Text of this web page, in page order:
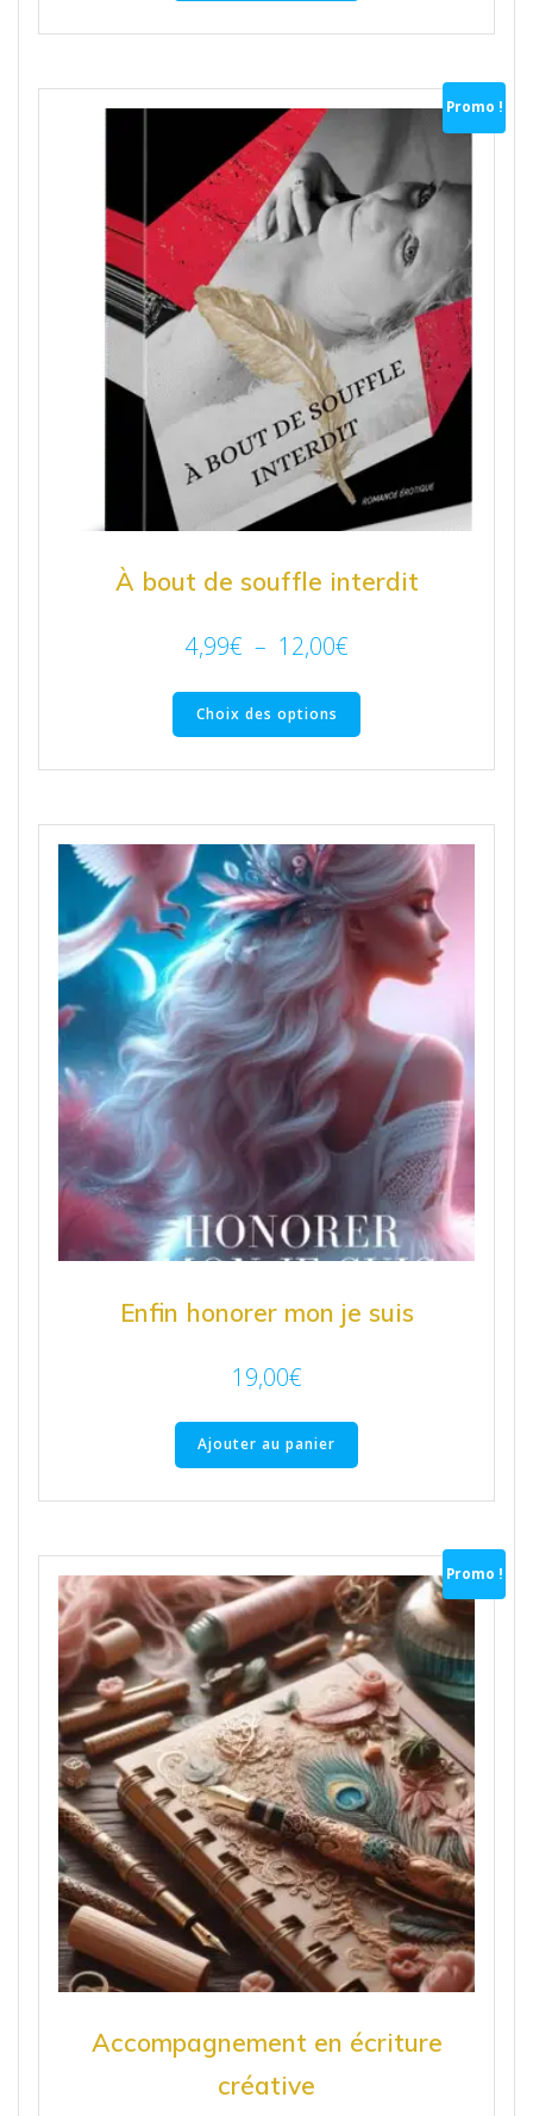
Promo !
À bout de souffle interdit
4,99€ – 12,00€
Choix des options
Enfin honorer mon je suis
19,00€
Ajouter au panier
Promo !
Accompagnement en écriture
créative